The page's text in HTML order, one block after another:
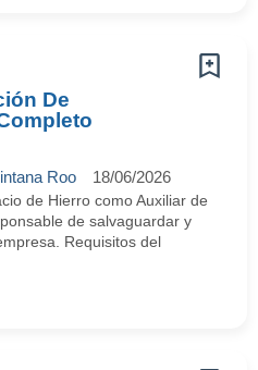
De
Roo 18/06/2026
de Hierro como Auxiliar de
de salvaguardar y
Requisitos del